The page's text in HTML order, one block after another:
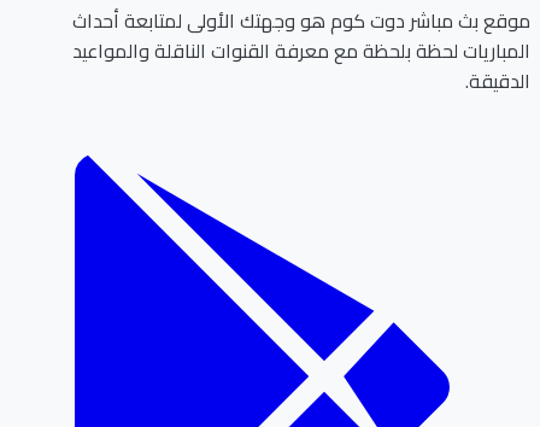
بث مباشر دوت كوم هو وجهتك الأولى لمتابعة أحداث
لحظة بلحظة مع معرفة القنوات الناقلة والمواعيد